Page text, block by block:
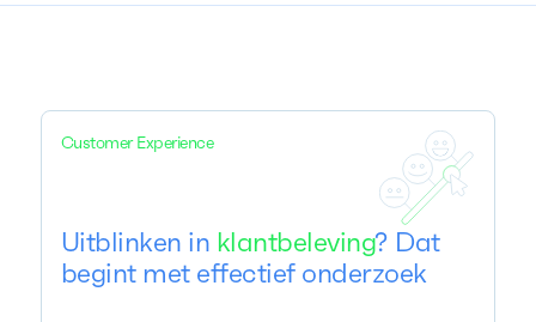
Customer Experience
Uitblinken in klantbeleving? Dat
begint met effectief onderzoek